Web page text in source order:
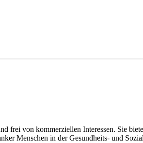
frei von kommerziellen Interessen. Sie
Menschen in der Gesundheits- und